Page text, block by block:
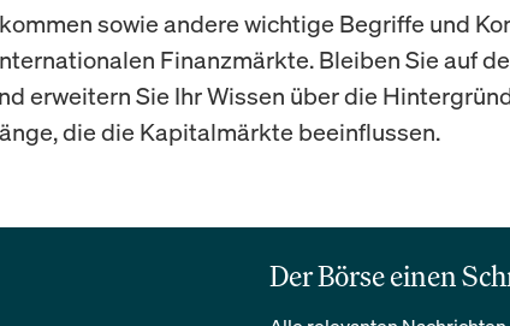
sowie andere wichtige Begriffe und
Finanzmärkte. Bleiben Sie auf
erweitern Sie Ihr Wissen über die
die die Kapitalmärkte beeinflussen.
Der Börse einen